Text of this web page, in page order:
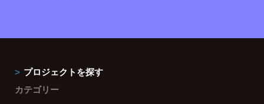
プロジェクトを探す
カテゴリー